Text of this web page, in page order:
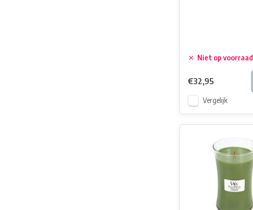
Niet op voorraad
€32,95
Vergelijk